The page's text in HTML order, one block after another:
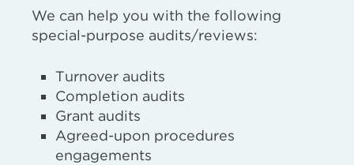
We can help you with the following
special-purpose audits/reviews:
Turnover audits
Completion audits
Grant audits
Agreed-upon procedures
engagements